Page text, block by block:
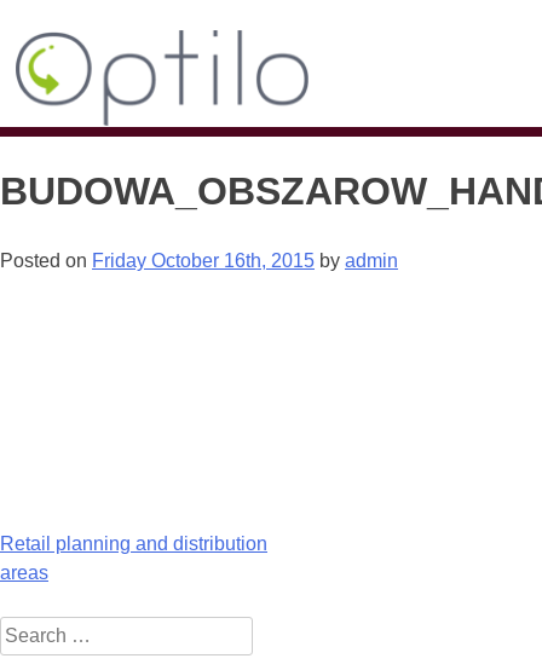
Posted on Friday October 16th, 2015 by admin
Post
navigation
Retail planning and distribution
areas
Search
for: